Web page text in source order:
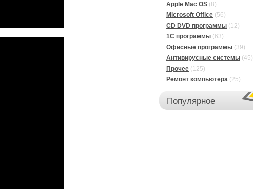
Apple Mac OS (8)
Microsoft Office (56)
CD DVD программы (12)
1C программы (63)
Офисные программы (39)
Антивирусные системы (45)
Прочее (125)
Ремонт компьютера (25)
Популярное